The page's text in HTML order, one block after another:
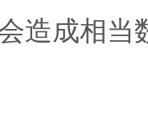
造成相